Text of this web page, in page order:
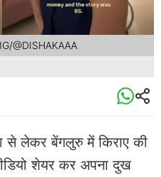
@DISHAKAAA
से लेकर बेंगलुरु में किराए की
शेयर कर अपना दुख